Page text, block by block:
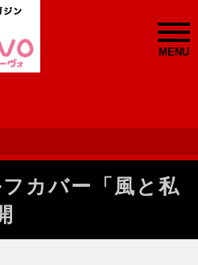
MENU
カバー「風と私